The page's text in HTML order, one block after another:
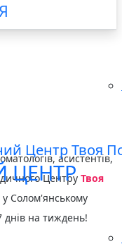
ЦЕНТР
асистентів,
Центру Твоя
Солом'янському
днів на тиждень!